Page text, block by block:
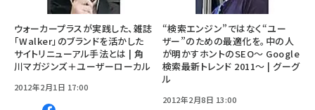
ウォーカープラスが実践した、雑誌
「Walker」のブランドを活かした
サイトリニューアル手法とは | 角
川マガジンズ＋ユーザーローカル
2012年2月1日 17:00
“検索エンジン”ではなく“ユー
ザー”のための最適化を。中の人
が明かすホントのSEO～ Google
検索最新トレンド 2011～ | グーグ
ル
2012年2月8日 13:00